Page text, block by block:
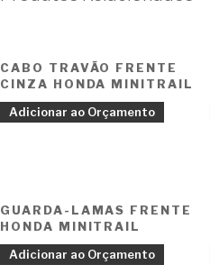
CABO TRAVÃO FRENTE
CINZA HONDA MINITRAIL
Adicionar ao Orçamento
GUARDA-LAMAS FRENTE
HONDA MINITRAIL
Adicionar ao Orçamento